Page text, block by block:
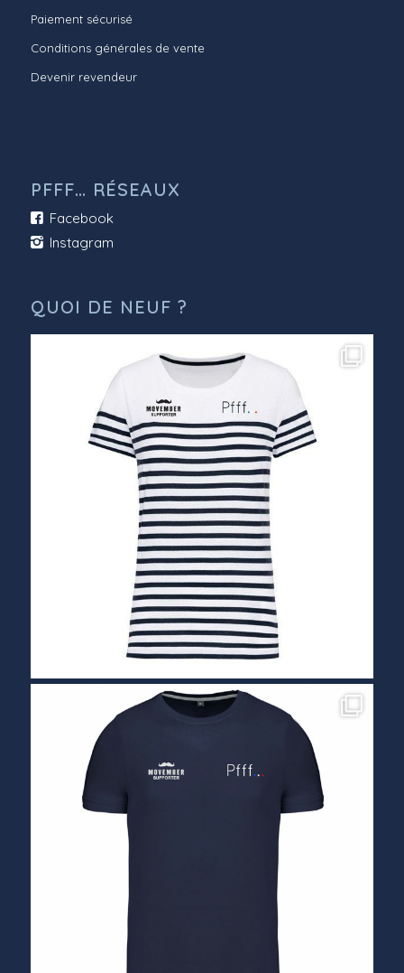
Paiement sécurisé
Conditions générales de vente
Devenir revendeur
PFFF… RÉSEAUX
Facebook
Instagram
QUOI DE NEUF ?